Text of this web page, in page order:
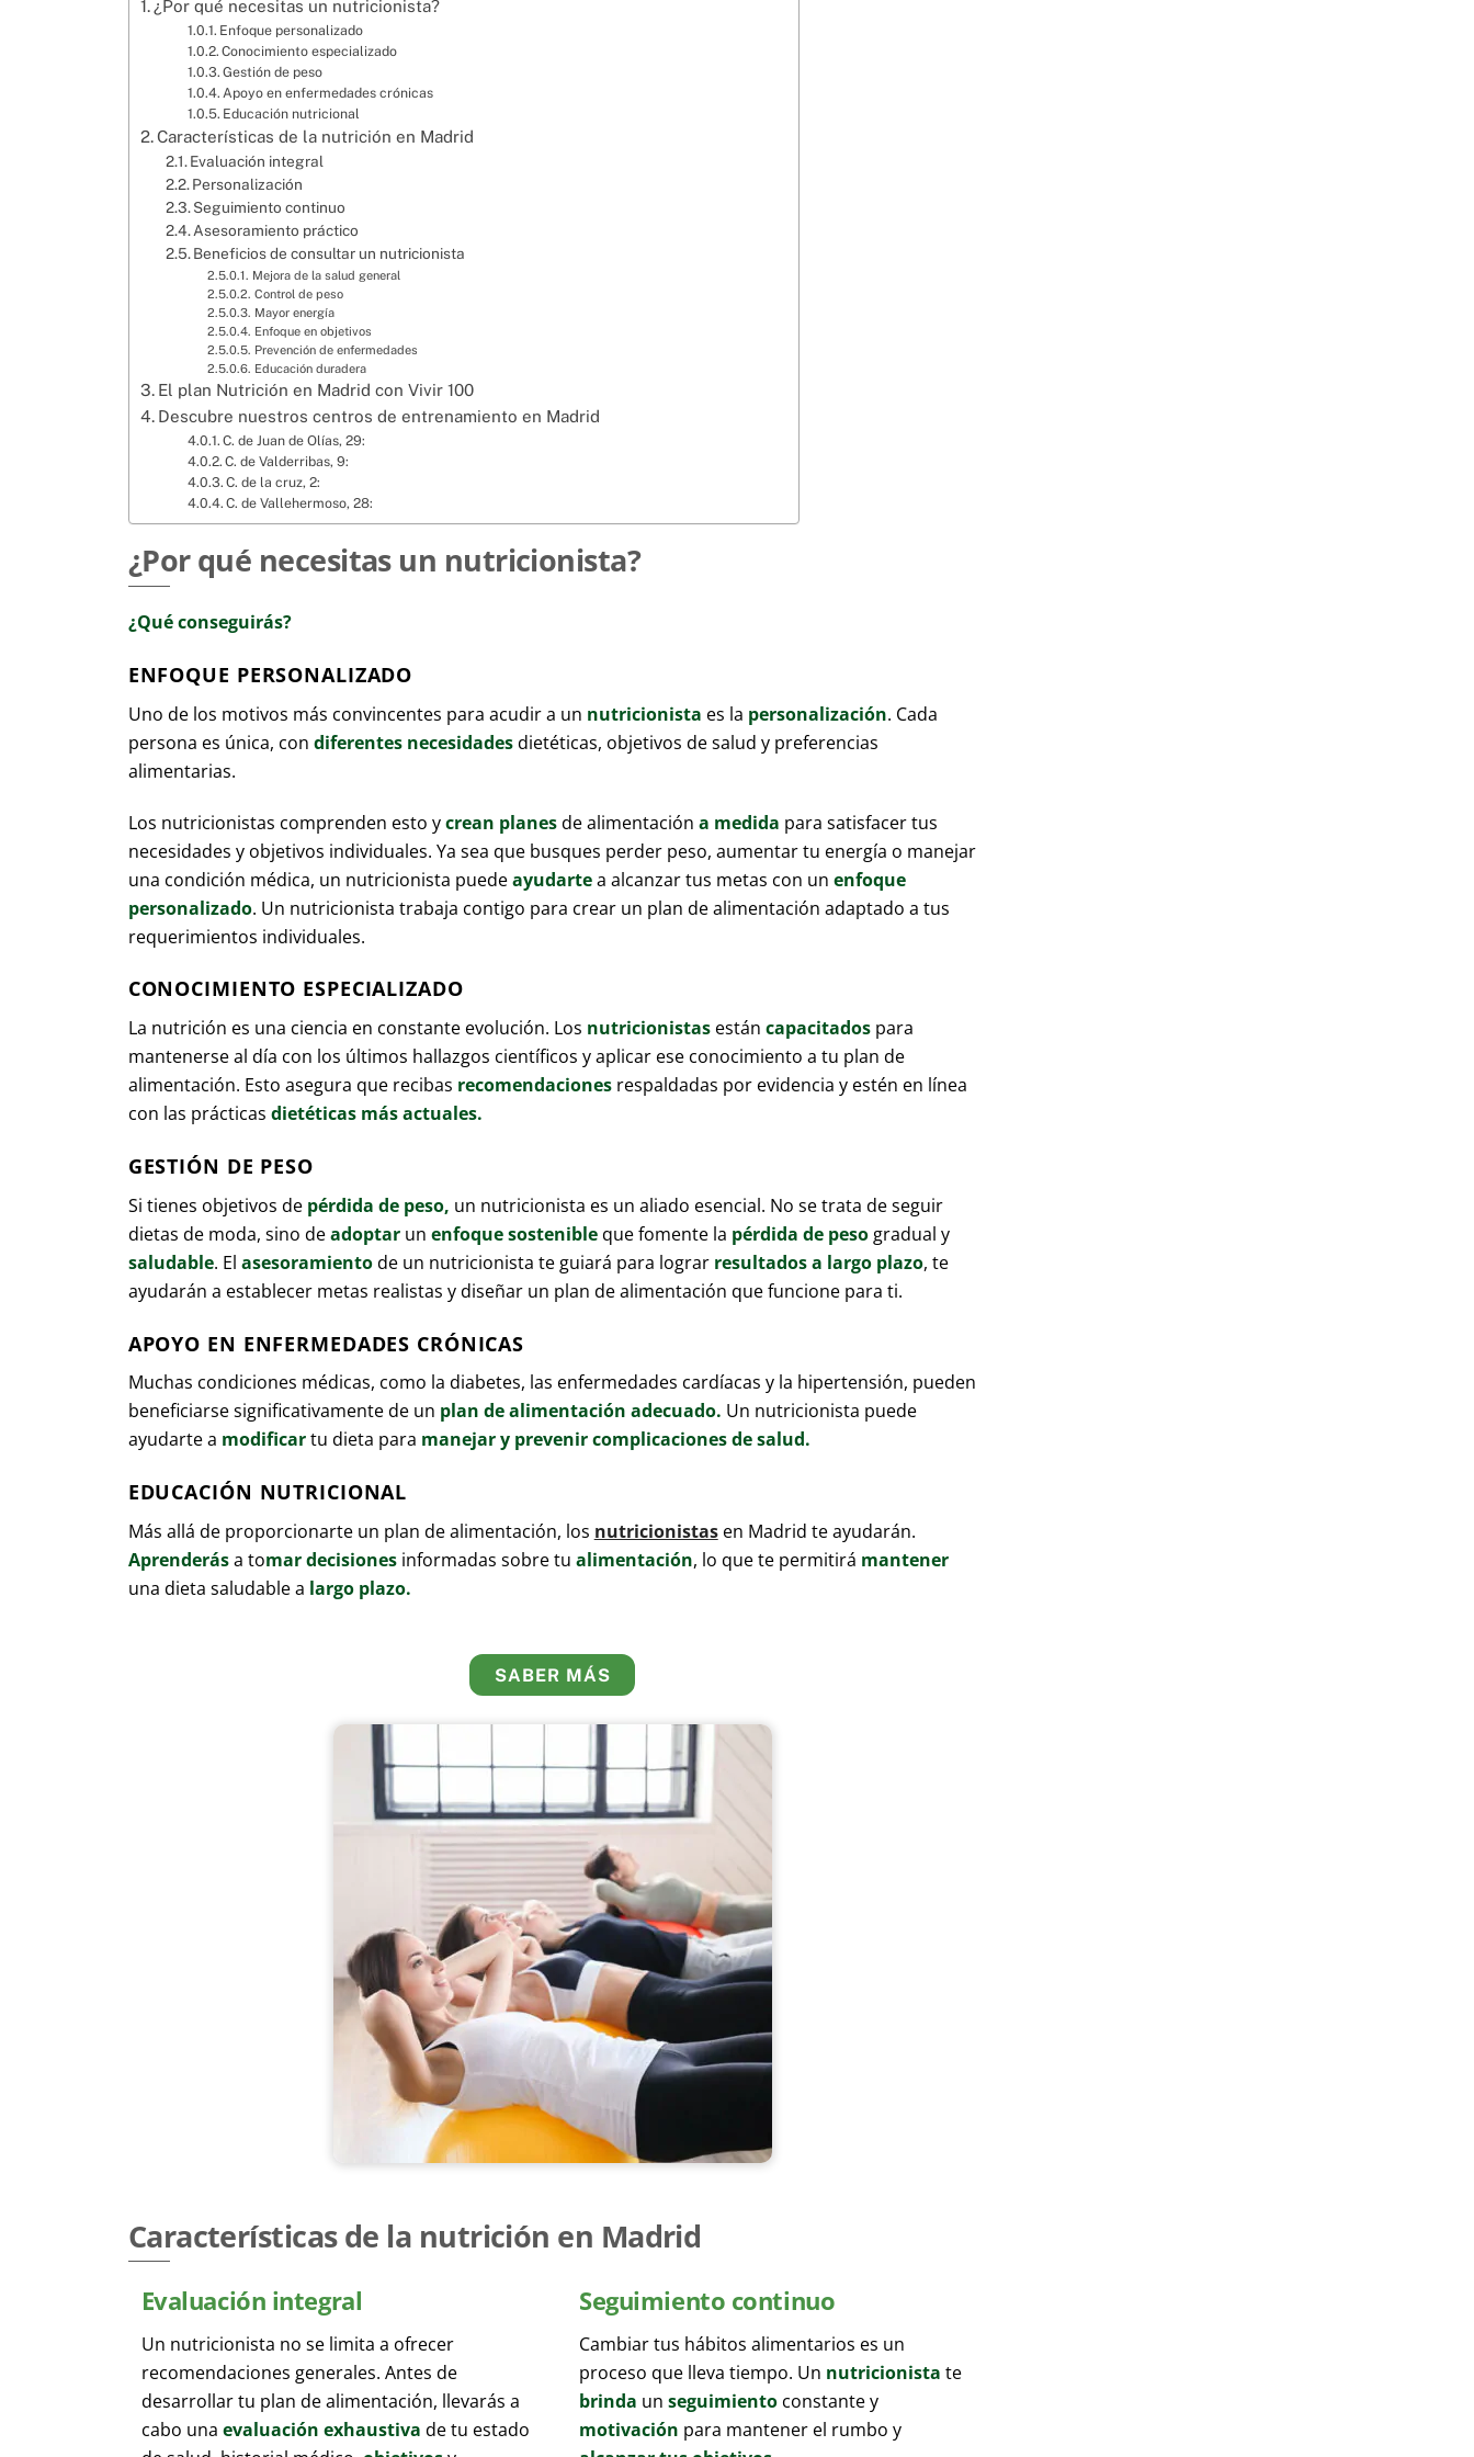
¿Por qué necesitas un nutricionista?
Enfoque personalizado
Conocimiento especializado
Gestión de peso
Apoyo en enfermedades crónicas
Educación nutricional
Características de la nutrición en Madrid
Evaluación integral
Personalización
Seguimiento continuo
Asesoramiento práctico
Beneficios de consultar un nutricionista
Mejora de la salud general
Control de peso
Mayor energía
Enfoque en objetivos
Prevención de enfermedades
Educación duradera
El plan Nutrición en Madrid con Vivir 100
Descubre nuestros centros de entrenamiento en Madrid
C. de Juan de Olías, 29:
C. de Valderribas, 9:
C. de la cruz, 2:
C. de Vallehermoso, 28:
¿Por qué necesitas un nutricionista?
¿Qué conseguirás?
ENFOQUE PERSONALIZADO
Uno de los motivos más convincentes para acudir a un nutricionista es la personalización. Cada
persona es única, con diferentes necesidadesdietéticas, objetivos de salud y preferencias
alimentarias.
Los nutricionistas comprenden esto ycrean planesde alimentación a medida para satisfacer tus
necesidades y objetivos individuales. Ya sea que busques perder peso, aumentar tu energía o manejar
una condición médica, un nutricionista puedeayudartea alcanzar tus metas con un enfoque
personalizado. Un nutricionista trabaja contigo para crear un plan de alimentación adaptado a tus
requerimientos individuales.
CONOCIMIENTO ESPECIALIZADO
La nutrición es una ciencia en constante evolución. Los nutricionistasestán capacitadospara
mantenerse al día con los últimos hallazgos científicos y aplicar ese conocimiento a tu plan de
alimentación. Esto asegura que recibas recomendacionesrespaldadas por evidencia y estén en línea
con las prácticas dietéticas más actuales.
GESTIÓN DE PESO
Si tienes objetivos de pérdida de peso, un nutricionista es un aliado esencial. No se trata de seguir
dietas de moda, sino deadoptarun enfoque sostenibleque fomente la pérdida de pesogradual y
saludable. El asesoramientode un nutricionista te guiará para lograr resultados a largo plazo, te
ayudarán a establecer metas realistas y diseñar un plan de alimentación que funcione para ti.
APOYO EN ENFERMEDADES CRÓNICAS
Muchas condiciones médicas, como la diabetes, las enfermedades cardíacas y la hipertensión, pueden
beneficiarse significativamente de un plan de alimentación adecuado. Un nutricionista puede
ayudarte a modificartu dieta para manejar y prevenir complicaciones de salud.
EDUCACIÓN NUTRICIONAL
Más allá de proporcionarte un plan de alimentación, los nutricionistas en Madrid te ayudarán.
Aprenderása tomar decisionesinformadas sobre tu alimentación, lo que te permitirá mantener
una dieta saludable a largo plazo.
SABER MÁS
Características de la nutrición en Madrid
Evaluación integral
Un nutricionista no se limita a ofrecer
recomendaciones generales. Antes de
desarrollar tu plan de alimentación, llevarás a
cabo una evaluación exhaustiva de tu estado
Seguimiento continuo
Cambiar tus hábitos alimentarios es un
proceso que lleva tiempo. Un nutricionista te
brinda unseguimiento constante y
motivación para mantener el rumbo y